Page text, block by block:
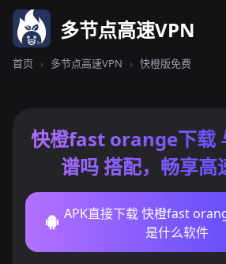
多节点高速VPN
首页 › 多节点高速VPN › 快橙版免费
快橙fast orange下载
谱吗 搭配，畅享高
APK直接下载 快橙fast
是什么软件